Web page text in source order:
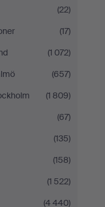
(22)
(17)
(1 072)
(657)
(1 809)
(67)
(135)
(158)
(1 522)
(4 440)